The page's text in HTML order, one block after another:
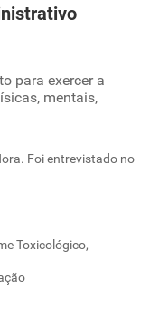
para exercer a
mentais,
Foi entrevistado no
Toxicológico,